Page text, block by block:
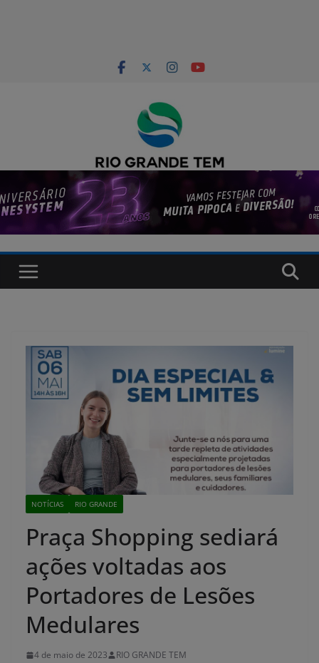
NOTÍCIAS RIO GRANDE
Praça Shopping sediará
ações voltadas aos
Portadores de Lesões
Medulares
4 de maio de 2023 RIO GRANDE TEM